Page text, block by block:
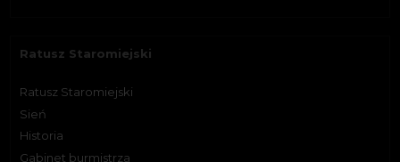
Ratusz Staromiejski
Ratusz Staromiejski
Sień
Historia
Gabinet burmistrza